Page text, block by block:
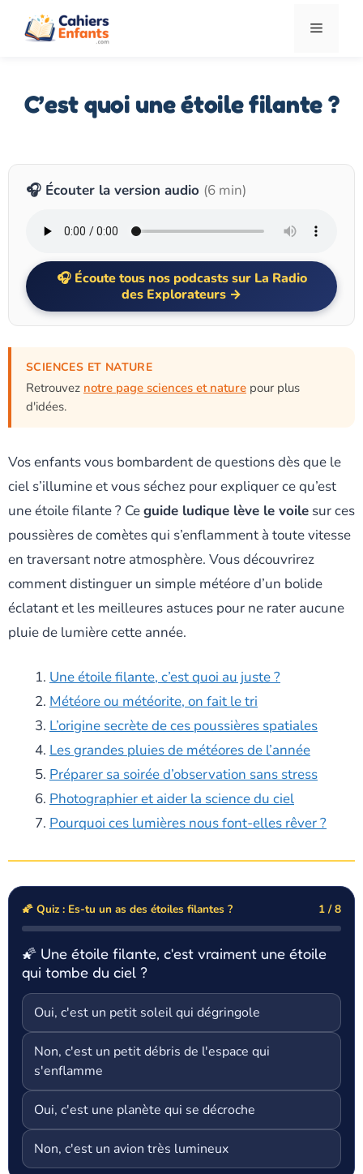
Menu
C’est quoi une étoile filante ?
🎧 Écouter la version audio (6 min)
Écoute tous nos podcasts sur La Radio
des Explorateurs →
SCIENCES ET NATURE
Retrouvez notre page sciences et nature pour plus
d'idées.
Vos enfants vous bombardent de questions dès que le
ciel s’illumine et vous séchez pour expliquer ce qu’est
une étoile filante ? Ceguide ludique lève le voile sur ces
poussières de comètes qui s’enflamment à toute vitesse
en traversant notre atmosphère. Vous découvrirez
comment distinguer un simple météore d’un bolide
éclatant et les meilleures astuces pour ne rater aucune
pluie de lumière cette année.
Une étoile filante, c’est quoi au juste ?
Météore ou météorite, on fait le tri
L’origine secrète de ces poussières spatiales
Les grandes pluies de météores de l’année
Préparer sa soirée d’observation sans stress
Photographier et aider la science du ciel
Pourquoi ces lumières nous font-elles rêver ?
🌠 Quiz : Es-tu un as des étoiles filantes ? 1 / 8
🌠 Une étoile filante, c'est vraiment une étoile
qui tombe du ciel ?
Oui, c'est un petit soleil qui dégringole
Non, c'est un petit débris de l'espace qui
s'enflamme
Oui, c'est une planète qui se décroche
Non, c'est un avion très lumineux